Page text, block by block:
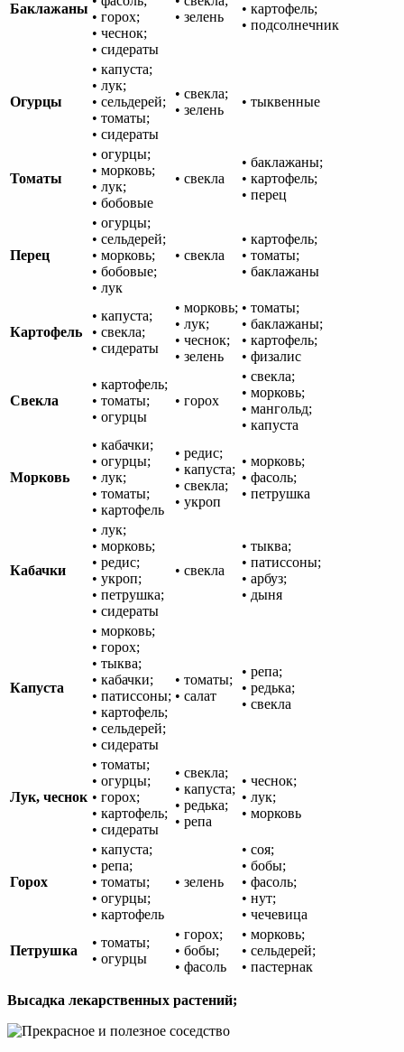
Баклажаны
• горох;
• чеснок;
• сидераты
• зелень
• картофель;
• подсолнечник
Огурцы
• капуста;
• лук;
• сельдерей;
• томаты;
• сидераты
• свекла;
• зелень
• тыквенные
Томаты
• огурцы;
• морковь;
• лук;
• бобовые
• свекла
• баклажаны;
• картофель;
• перец
Перец
• огурцы;
• сельдерей;
• морковь;
• бобовые;
• лук
• свекла
• картофель;
• томаты;
• баклажаны
Картофель
• капуста;
• свекла;
• сидераты
• морковь;
• лук;
• чеснок;
• зелень
• томаты;
• баклажаны;
• картофель;
• физалис
Свекла
• картофель;
• томаты;
• огурцы
• горох
• свекла;
• морковь;
• мангольд;
• капуста
Морковь
• кабачки;
• огурцы;
• лук;
• томаты;
• картофель
• редис;
• капуста;
• свекла;
• укроп
• морковь;
• фасоль;
• петрушка
Кабачки
• лук;
• морковь;
• редис;
• укроп;
• петрушка;
• сидераты
• свекла
• тыква;
• патиссоны;
• арбуз;
• дыня
Капуста
• морковь;
• горох;
• тыква;
• кабачки;
• патиссоны;
• картофель;
• сельдерей;
• сидераты
• томаты;
• салат
• репа;
• редька;
• свекла
Лук, чеснок
• томаты;
• огурцы;
• горох;
• картофель;
• сидераты
• свекла;
• капуста;
• редька;
• репа
• чеснок;
• лук;
• морковь
Горох
• капуста;
• репа;
• томаты;
• огурцы;
• картофель
• зелень
• соя;
• бобы;
• фасоль;
• нут;
• чечевица
Петрушка
• томаты;
• огурцы
• горох;
• бобы;
• фасоль
• морковь;
• сельдерей;
• пастернак
Высадка лекарственных растений;